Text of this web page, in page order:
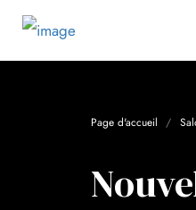
Page d'accueil